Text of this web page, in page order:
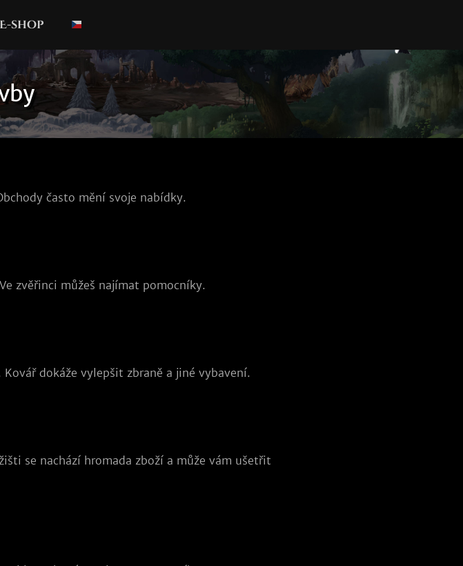
E-shop
často mění svoje nabídky.
zvěřinci můžeš najímat pomocníky.
dokáže vylepšit zbraně a jiné vybavení.
se nachází hromada zboží a může vám ušetřit